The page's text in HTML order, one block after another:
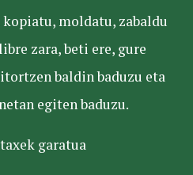
moldatu, zabaldu
zara, beti ere, gure
baldin baduzu eta
egiten baduzu.
garatua